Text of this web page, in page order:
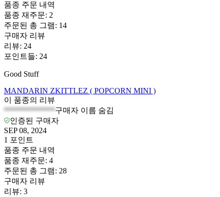
품종 주문 내역
품종 재주문: 2
주문된 총 그램: 14
구매자 리뷰
리뷰: 24
포인트들: 24
Good Stuff
MANDARIN ZKITTLEZ ( POPCORN MINI )
이 품종의 리뷰
*************구매자 이름 숨김
인증된 구매자
SEP 08, 2024
1 포인트
품종 주문 내역
품종 재주문: 4
주문된 총 그램: 28
구매자 리뷰
리뷰: 3